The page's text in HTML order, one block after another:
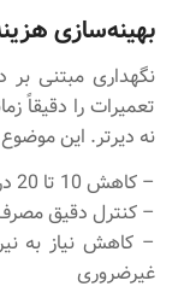
بهینه‌سازی
نگهداری مبتنی بر
تعمیرات را دقیقاً
نه دیرتر. این
– کاهش 10 تا 20 درصدی در هزینه‌های نگهداری
– کنترل دقیق
– کاهش نیاز به
غیرضروری